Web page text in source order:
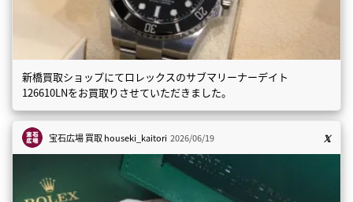
新橋買取ショップにてロレックスのサブマリーナーデイト
126610LNをお買取りさせていただきました。
宝石広場 買取houseki_kaitori 2026/06/19